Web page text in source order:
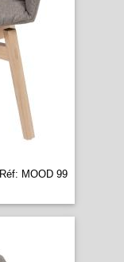
MOOD 99